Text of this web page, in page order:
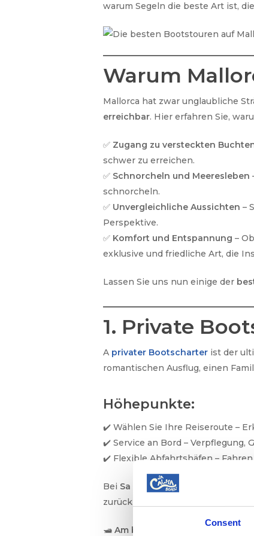
Consent
warum Segeln die beste Art ist,
Warum
Mallorca hat zwar unglaubliche
erreichbar. Hier erfahren Sie,
✅ Zugang zu versteckten
schwer zu erreichen.
✅ Schnorcheln und Meeresleben
schnorcheln.
✅ Unvergleichliche Aussichten –
Perspektive.
✅ Komfort und Entspannung –
exklusive und friedliche Art, die
Lassen Sie uns nun einige der
1. Private
A privater Bootscharter ist der
romantischen Ausflug, einen
Höhepunkte:
✔️ Wählen Sie Ihre Reiseroute –
✔️ Service an Bord – Verpflegung,
✔️ Flexible Abfahrtshäfen – Fahren
Bei Sa Calma Boats
umfasst
zurücklehnen und die Fahrt
🛥 Am besten geeignet für: